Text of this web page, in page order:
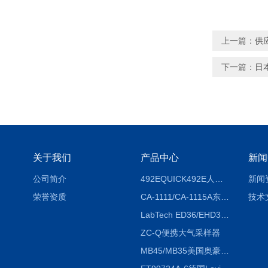
上一篇： 供
下一篇： 日
关于我们
公司简介
荣誉资质
产品中心
CA-1111/CA-1115A东京理化EYELA CA-1111/CA-1115A冷却水循环装置
ZC-Q便携大气采样器
MB45/MB35美国奥豪斯OHAUS MB45/MB35卤素红外水分测定仪
新
新闻
技术